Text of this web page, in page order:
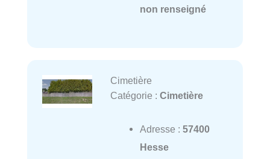
non renseigné
Cimetière
Catégorie : Cimetière
Adresse : 57400
Hesse